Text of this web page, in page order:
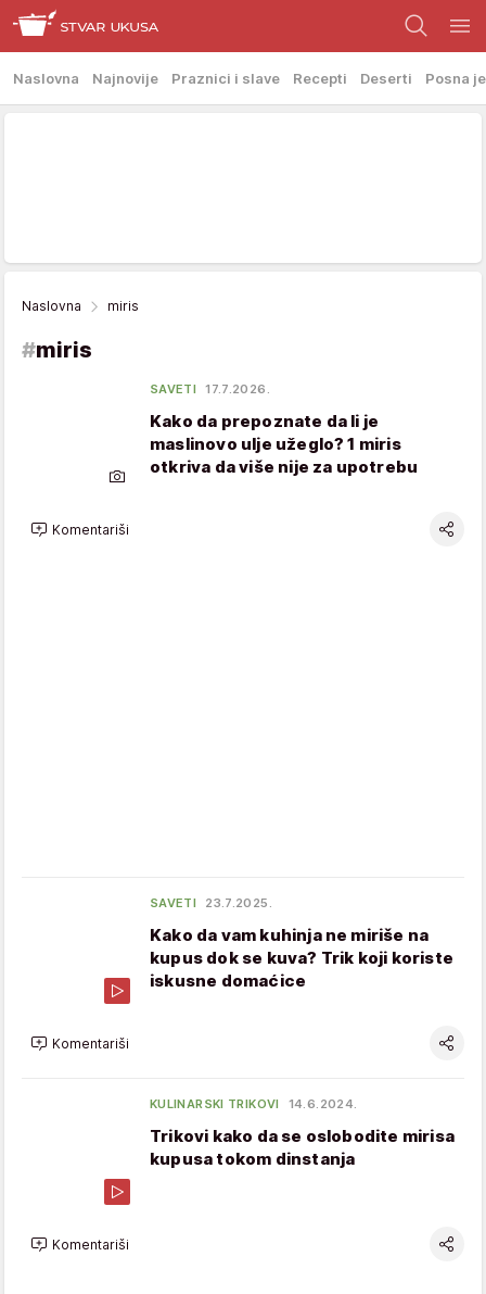
Naslovna Najnovije Praznici i slave Recepti Deserti Posna
Naslovna miris
#miris
SAVETI 17.7.2026.
Kako da prepoznate da li je
maslinovo ulje užeglo? 1 miris
otkriva da više nije za upotrebu
Komentariši
SAVETI 23.7.2025.
Kako da vam kuhinja ne miriše na
kupus dok se kuva? Trik koji koriste
iskusne domaćice
Komentariši
KULINARSKI TRIKOVI 14.6.2024.
Trikovi kako da se oslobodite mirisa
kupusa tokom dinstanja
Komentariši